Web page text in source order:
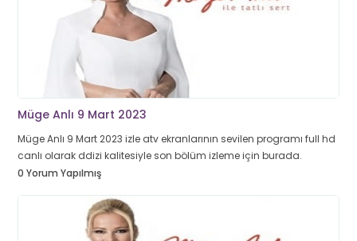
Müge Anlı 9 Mart 2023
Müge Anlı 9 Mart 2023 izle atv ekranlarının sevilen programı full hd
canlı olarak ddizi kalitesiyle son bölüm izleme için burada.
0 Yorum Yapılmış